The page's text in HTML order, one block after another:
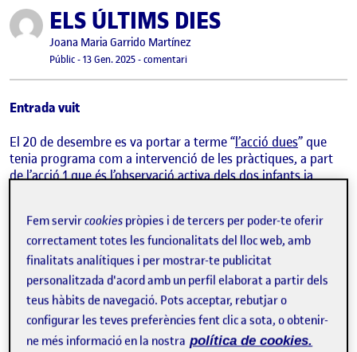
Publicat perELS ÚLTIMS DIES
Publicat per
Joana Maria Garrido Martínez
Visibilitat:
Públic-Data de publicació
13 Gen. 202514 gener, 2025 4:34 pm
-comentariel ELS ÚLTIMS DIES
Entrada vuit
El 20 de desembre es va portar a terme “l’acció dues” que
tenia programa com a intervenció de les pràctiques, a part
de l’acció 1 que és l’observació activa dels dos infants ja
poble de Manacor i es realitzaran durant el curs de tal
manera d’implicar i apropar a les famílies en el
desenvolupament dels seus fills i filles i eliminar les barreres
lingüístiques de les famílies nouvingudes.Aquestes sessions
seran dirigides per la practicant i la seva tutora, amb l’ajuda
dels educadors i agents socials. La practicant fa comptes ser-
hi tot i que finalitzin les seves pràctiques. Concretament els
tres tallers informatius són:
Fem servircookies pròpies i de tercers per poder-te oferir
correctament totes les funcionalitats del lloc web, amb
finalitats analítiques i per mostrar-te publicitat
personalitzada d'acord amb un perfil elaborat a partir dels
teus hàbits de navegació. Pots acceptar, rebutjar o
configurar les teves preferències fent clic a sota, o obtenir-
ne més informació en la nostra política de cookies.